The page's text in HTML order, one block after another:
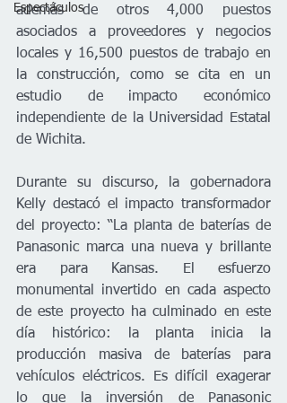
Espectáculos
además de otros 4,000 puestos
asociados a proveedores y negocios
locales y 16,500 puestos de trabajo en
la construcción, como se cita en un
estudio de impacto económico
independiente de la Universidad Estatal
de Wichita.
Durante su discurso, la gobernadora
Kelly destacó el impacto transformador
del proyecto: “La planta de baterías de
Panasonic marca una nueva y brillante
era para Kansas. El esfuerzo
monumental invertido en cada aspecto
de este proyecto ha culminado en este
día histórico: la planta inicia la
producción masiva de baterías para
vehículos eléctricos. Es difícil exagerar
lo que la inversión de Panasonic